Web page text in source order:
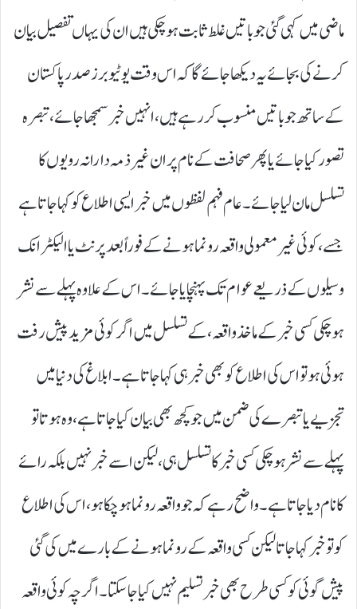
ماضی میں کہی گئی جو باتیں غلط ثابت ہو چکی ہیں ان کی یہاں تفصیل بیان
کرنے کی بجائے یہ دیکھا جائے گا کہ اس وقت یوٹیوبرز صدر پاکستان
کے ساتھ جو باتیں منسوب کر رہے ہیں ، انہیں خبر سمجھا جائے، تبصرہ
تصور کیا جائے یا پھر صحافت کے نام پر ان غیر ذمہ دارانہ رویوں کا
تسلسل مان لیا جائے۔ عام فہم لفظوں میں خبر ایسی اطلاع کو کہا جاتا ہے
جسے، کوئی غیر معمولی واقعہ رونما ہونے کے فوراً بعد پرنٹ یا الیکٹرانک
وسیلوں کے ذریعے عوام تک پہنچایا جائے۔ اس کے علاوہ پہلے سے نشر
ہو چکی کسی خبر کے ماخذ واقعہ، کے تسلسل میں اگر کوئی مزید پیش رفت
ہوئی ہو تو اس کی اطلاع کو بھی خبر ہی کہا جاتا ہے۔ ابلاغ کی دنیا میں
تجزیے یا تبصرے کی ضمن میں جو کچھ بھی بیان کیا جاتا ہے ، وہ ہوتا تو
پہلے سے نشر ہو چکی کسی خبر کا تسلسل ہی ، لیکن اسے خبر نہیں بلکہ رائے
کا نام دیا جاتا ہے۔ واضح رہے کہ جو واقعہ رونما ہو چکا ہو ، اس کی اطلاع
کو تو خبر کہا جاتا لیکن کسی واقعہ کے رونما ہونے کے بارے میں کی گئی
پیش گوئی کو کسی طرح بھی خبر تسلیم نہیں کیا جاسکتا۔ اگرچہ کوئی واقعہ